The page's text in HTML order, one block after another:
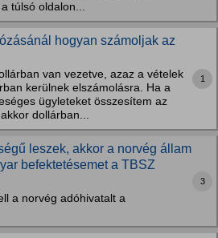
túlsó oldalon...
hogyan számoljak az
van vezetve, azaz a vételek
kerülnek elszámolásra. Ha a
ügyleteket összesítem az
dollárban...
1
leszek, akkor a norvég állam
befektetésemet a TBSZ
a norvég adóhivatalt a
3